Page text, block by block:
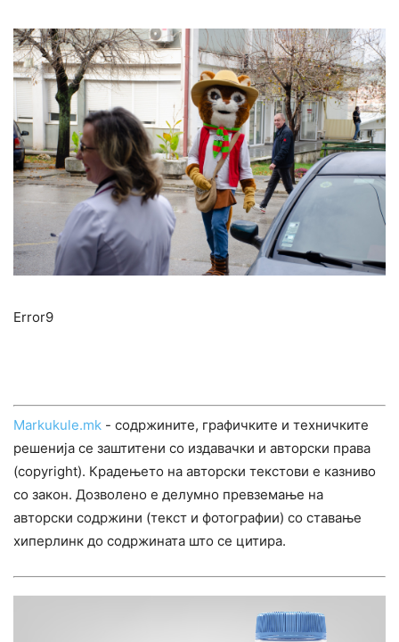
Error9
Markukule.mk - содржините, графичките и техничките
решенија се заштитени со издавачки и авторски права
(copyright). Крадењето на авторски текстови е казниво
со закон. Дозволено е делумно превземање на
авторски содржини (текст и фотографии) со ставање
хиперлинк до содржината што се цитира.